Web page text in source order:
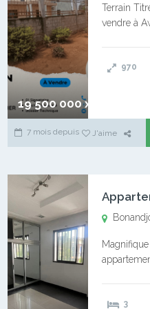
19 500 000 xaf
Terrain
vendre à
970
7 mois depuis J'aime
douches
3